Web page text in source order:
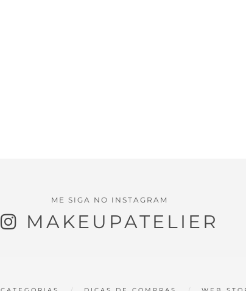
ME SIGA NO INSTAGRAM
MAKEUPATELIER